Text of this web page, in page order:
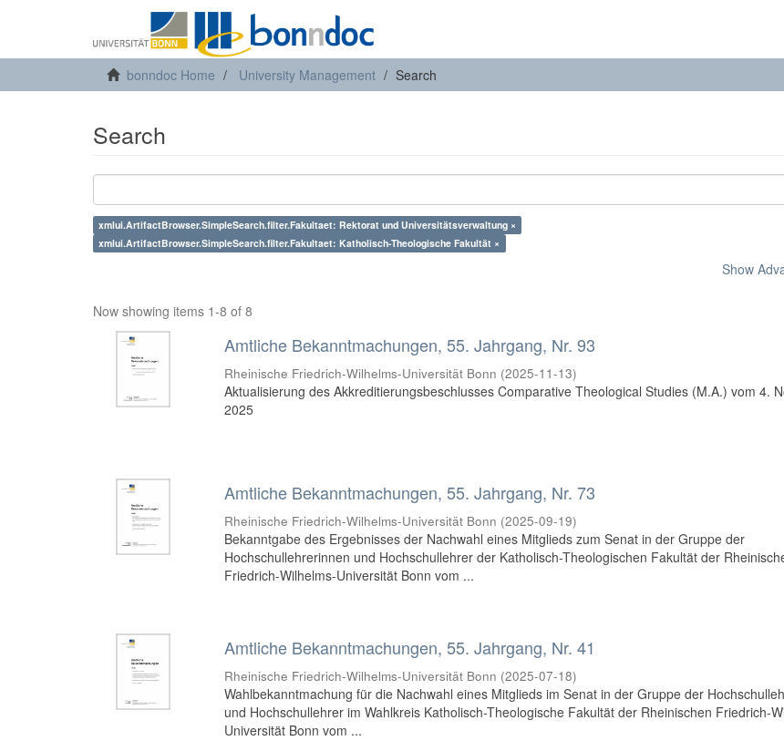
bonndoc Home University Management Search
Search
xmlui.ArtifactBrowser.SimpleSearch.filter.Fakultaet: Rektorat und Universitätsverwaltung ×
xmlui.ArtifactBrowser.SimpleSearch.filter.Fakultaet: Katholisch-Theologische Fakultät ×
Show
Now showing items 1-8 of 8
Amtliche Bekanntmachungen, 55. Jahrgang, Nr. 93
Rheinische Friedrich-Wilhelms-Universität Bonn (2025-11-13)
Aktualisierung des Akkreditierungsbeschlusses Comparative Theological Studies (M.A.) vom 4.
2025
Amtliche Bekanntmachungen, 55. Jahrgang, Nr. 73
Rheinische Friedrich-Wilhelms-Universität Bonn (2025-09-19)
Bekanntgabe des Ergebnisses der Nachwahl eines Mitglieds zum Senat in der Gruppe der
Hochschullehrerinnen und Hochschullehrer der Katholisch-Theologischen Fakultät der
Friedrich-Wilhelms-Universität Bonn vom ...
Amtliche Bekanntmachungen, 55. Jahrgang, Nr. 41
Rheinische Friedrich-Wilhelms-Universität Bonn (2025-07-18)
Wahlbekanntmachung für die Nachwahl eines Mitglieds im Senat in der Gruppe der
und Hochschullehrer im Wahlkreis Katholisch-Theologische Fakultät der Rheinischen Friedrich-
Universität Bonn vom ...